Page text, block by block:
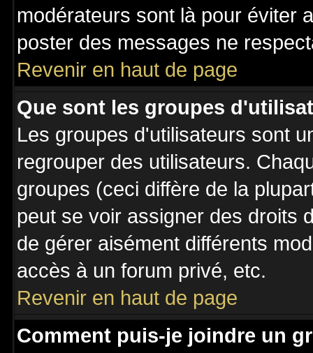
modérateurs sont là pour éviter
poster des messages ne
Revenir en haut de page
Que sont les groupes
Les groupes d'utilisateurs sont
regrouper des utilisateurs.
groupes (ceci diffère de la
peut se voir assigner des droits
de gérer aisément différents
accès à un forum privé, etc.
Revenir en haut de page
Comment puis-je joindre un